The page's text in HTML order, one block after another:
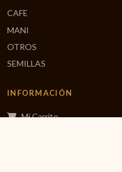
CAFE
MANI
OTROS
SEMILLAS
INFORMACIÓN
Mi Carrito